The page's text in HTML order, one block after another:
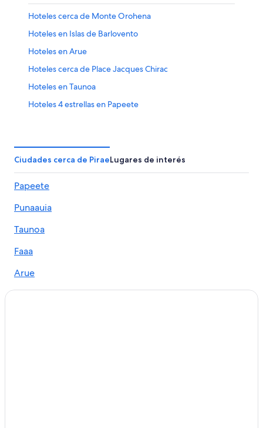
Hoteles cerca de Monte Orohena
Hoteles en Islas de Barlovento
Hoteles en Arue
Hoteles cerca de Place Jacques Chirac
Hoteles en Taunoa
Hoteles 4 estrellas en Papeete
Casas de huéspedes en Papeete
Casas rurales en Papeete
Apartamentos en Papeete
Hostales en Papeete
Hilton Hotels en Papeete
Hoteles de lujo en Papeete
Ciudades cerca de PiraeLugares de interés
Papeete
Punaauia
Taunoa
Faaa
Arue
Mahina